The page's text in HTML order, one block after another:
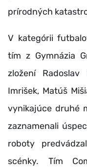
prírodných
V kategórii
tím z Gymnázia
zložení Radoslav
Imrišek, Matúš
vynikajúce druhé
zaznamenali
roboty
scénky. Tím